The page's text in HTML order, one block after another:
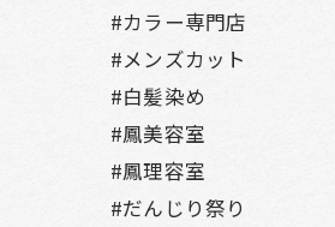
#カラー専門店
#メンズカット
#白髪染め
#鳳美容室
#鳳理容室
#だんじり祭り